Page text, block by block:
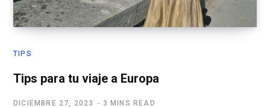
TIPS
Tips para tu viaje a Europa
DICIEMBRE 27, 2023 3 MINS READ